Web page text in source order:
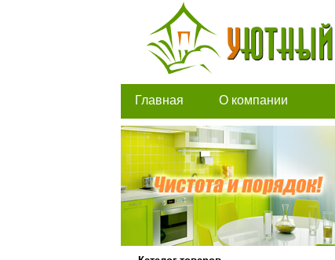
Главная О компании